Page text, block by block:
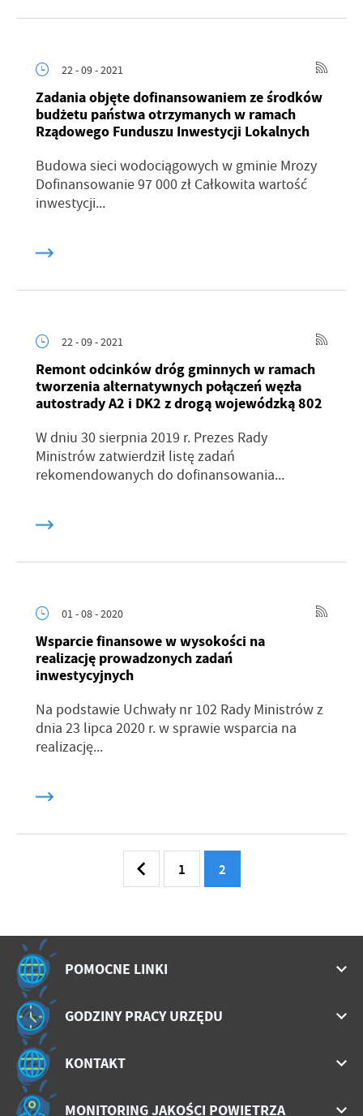
22 - 09 - 2021
Zadania objęte dofinansowaniem ze środków
budżetu państwa otrzymanych w ramach
Rządowego Funduszu Inwestycji Lokalnych
Budowa sieci wodociągowych w gminie Mrozy
Dofinansowanie 97 000 zł Całkowita wartość
inwestycji...
22 - 09 - 2021
Remont odcinków dróg gminnych w ramach
tworzenia alternatywnych połączeń węzła
autostrady A2 i DK2 z drogą wojewódzką 802
W dniu 30 sierpnia 2019 r. Prezes Rady
Ministrów zatwierdził listę zadań
rekomendowanych do dofinansowania...
01 - 08 - 2020
Wsparcie finansowe w wysokości na
realizację prowadzonych zadań
inwestycyjnych
Na podstawie Uchwały nr 102 Rady Ministrów z
dnia 23 lipca 2020 r. w sprawie wsparcia na
realizację...
1 2
POMOCNE LINKI
GODZINY PRACY URZĘDU
KONTAKT
MONITORING JAKOŚCI POWIETRZA